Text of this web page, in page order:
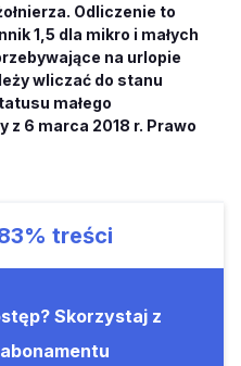
Odliczenie to
1,5 dla mikro i małych
na urlopie
wliczać do stanu
małego
z 6 marca 2018 r. Prawo
treści
Skorzystaj z